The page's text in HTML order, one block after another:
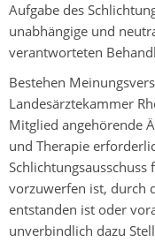
Aufgabe des
unabhängige und
verantworteten
Bestehen
Landesärztekammer
Mitglied angehörende
und Therapie
vorzuwerfen ist, durch
entstanden ist oder
unverbindlich dazu